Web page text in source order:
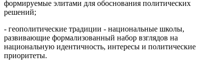
формируемые элитами для обоснования политических
решений;
- геополитические традиции - национальные школы,
развивающие формализованный набор взглядов на
национальную идентичность, интересы и политические
приоритеты.